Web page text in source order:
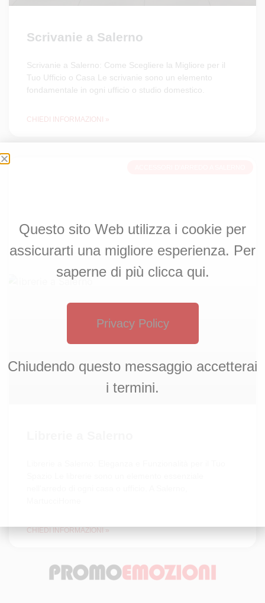
Scrivanie a Salerno
Scrivanie a Salerno: Come Scegliere la Migliore per il
Tuo Ufficio o Casa Le scrivanie sono un elemento
fondamentale in ogni ufficio o studio domestico.
CHIEDI INFORMAZIONI »
CHIEDI INFORMAZIONI »
Questo sito Web utilizza i cookie per
assicurarti una migliore esperienza. Per
saperne di più clicca qui.
Privacy Policy
Chiudendo questo messaggio accetterai
i termini.